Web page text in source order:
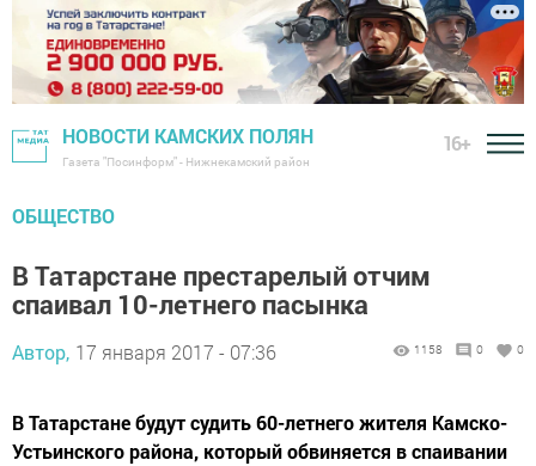
НОВОСТИ КАМСКИХ ПОЛЯН
Газета "Посинформ" - Нижнекамский район
16+
ОБЩЕСТВО
В Татарстане престарелый отчим
спаивал 10-летнего пасынка
Автор, 17 января 2017 - 07:36 1158 0 0
В Татарстане будут судить 60-летнего жителя Камско-
Устьинского района, который обвиняется в спаивании